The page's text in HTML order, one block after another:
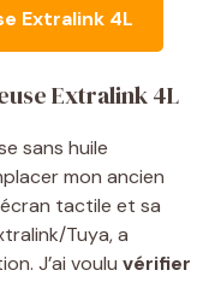
Extralink 4L
Extralink 4L
sans huile
mon ancien
tactile et sa
Tuya, a
J’ai voulu vérifier